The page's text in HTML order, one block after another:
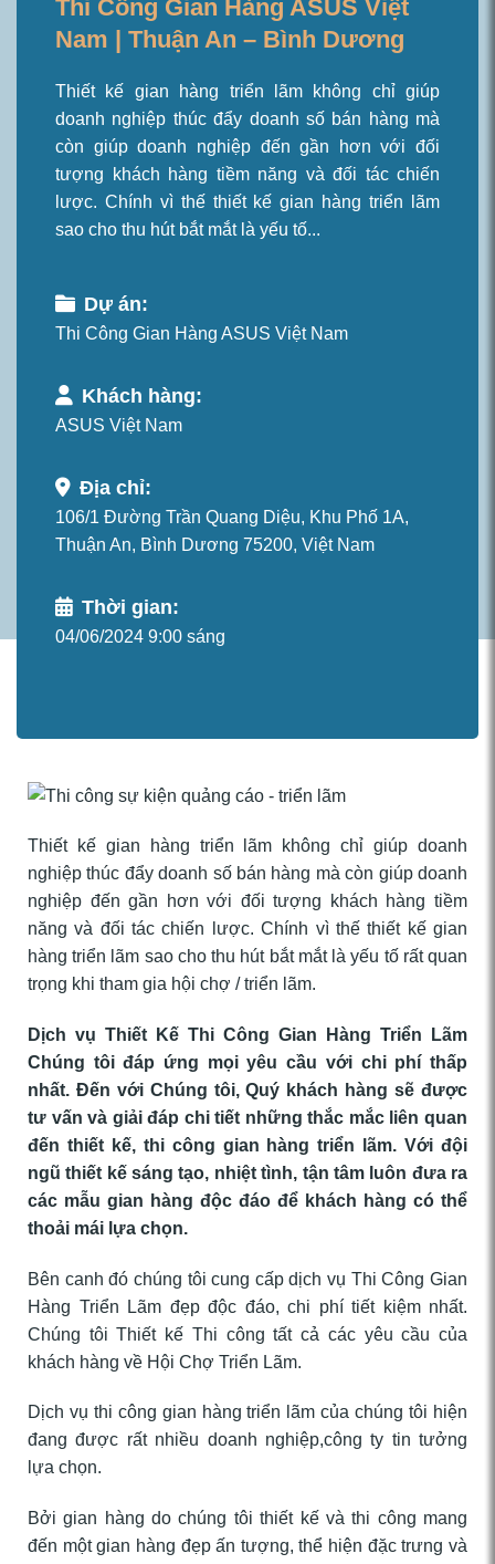
Thi Công Gian Hàng ASUS Việt
Nam | Thuận An – Bình Dương
Thiết kế gian hàng triển lãm không chỉ giúp
doanh nghiệp thúc đẩy doanh số bán hàng mà
còn giúp doanh nghiệp đến gần hơn với đối
tượng khách hàng tiềm năng và đối tác chiến
lược. Chính vì thế thiết kế gian hàng triển lãm
sao cho thu hút bắt mắt là yếu tố...
Dự án:
Thi Công Gian Hàng ASUS Việt Nam
Khách hàng:
ASUS Việt Nam
Địa chỉ:
106/1 Đường Trần Quang Diệu, Khu Phố 1A,
Thuận An, Bình Dương 75200, Việt Nam
Thời gian:
04/06/2024 9:00 sáng
Thiết kế gian hàng triển lãm không chỉ giúp doanh
nghiệp thúc đẩy doanh số bán hàng mà còn giúp doanh
nghiệp đến gần hơn với đối tượng khách hàng tiềm
năng và đối tác chiến lược. Chính vì thế thiết kế gian
hàng triển lãm sao cho thu hút bắt mắt là yếu tố rất quan
trọng khi tham gia hội chợ / triển lãm.
Dịch vụ Thiết Kế Thi Công Gian Hàng Triển Lãm
Chúng tôi đáp ứng mọi yêu cầu với chi phí thấp
nhất. Đến với Chúng tôi, Quý khách hàng sẽ được
tư vấn và giải đáp chi tiết những thắc mắc liên quan
đến thiết kế, thi công gian hàng triển lãm. Với đội
ngũ thiết kế sáng tạo, nhiệt tình, tận tâm luôn đưa ra
các mẫu gian hàng độc đáo để khách hàng có thể
thoải mái lựa chọn.
Bên canh đó chúng tôi cung cấp dịch vụ Thi Công Gian
Hàng Triển Lãm đẹp độc đáo, chi phí tiết kiệm nhất.
Chúng tôi Thiết kế Thi công tất cả các yêu cầu của
khách hàng về Hội Chợ Triển Lãm.
Dịch vụ thi công gian hàng triển lãm của chúng tôi hiện
đang được rất nhiều doanh nghiệp,công ty tin tưởng
lựa chọn.
Bởi gian hàng do chúng tôi thiết kế và thi công mang
đến một gian hàng đẹp ấn tượng, thể hiện đặc trưng và